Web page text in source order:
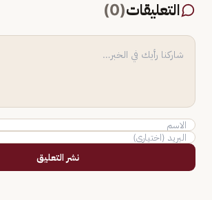
التعليقات(
0
)
نشر التعليق